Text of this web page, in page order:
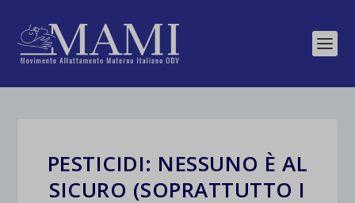
PESTICIDI: NESSUNO È AL
SICURO (SOPRATTUTTO I